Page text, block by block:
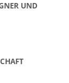
UND